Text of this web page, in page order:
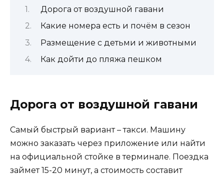
Дорога от воздушной гавани
Какие номера есть и почём в сезон
Размещение с детьми и животными
Как дойти до пляжа пешком
Дорога от воздушной гавани
Самый быстрый вариант – такси. Машину
можно заказать через приложение или найти
на официальной стойке в терминале. Поездка
займет 15-20 минут, а стоимость составит